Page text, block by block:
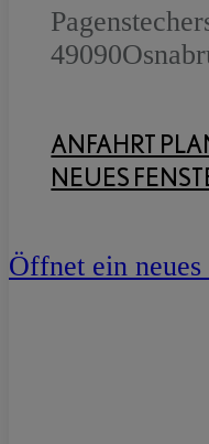
49090
ANFAHRT
NEUES
Öffnet ein neues